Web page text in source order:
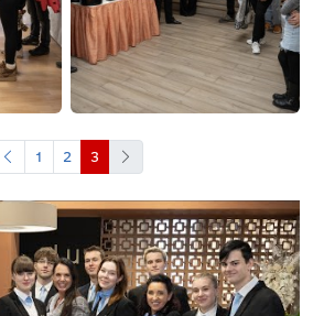
1 2 3